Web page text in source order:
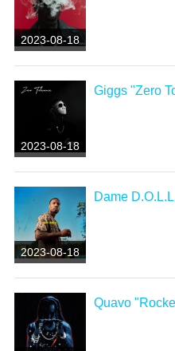
2023-08-18
2023-08-18
Giggs "Zero
2023-08-18
Dame
Quavo